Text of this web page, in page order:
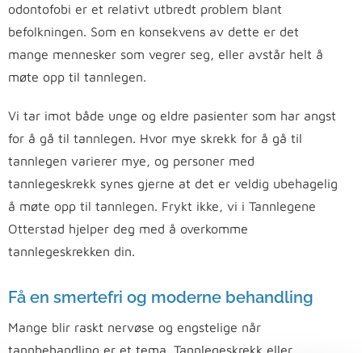
odontofobi er et relativt utbredt problem blant
befolkningen. Som en konsekvens av dette er det
mange mennesker som vegrer seg, eller avstår helt å
møte opp til tannlegen.
Vi tar imot både unge og eldre pasienter som har angst
for å gå til tannlegen. Hvor mye skrekk for å gå til
tannlegen varierer mye, og personer med
tannlegeskrekk synes gjerne at det er veldig ubehagelig
å møte opp til tannlegen. Frykt ikke, vi i Tannlegene
Otterstad hjelper deg med å overkomme
tannlegeskrekken din.
Få en smertefri og moderne behandling
Mange blir raskt nervøse og engstelige når
tannbehandling er et tema. Tannlegeskrekk eller